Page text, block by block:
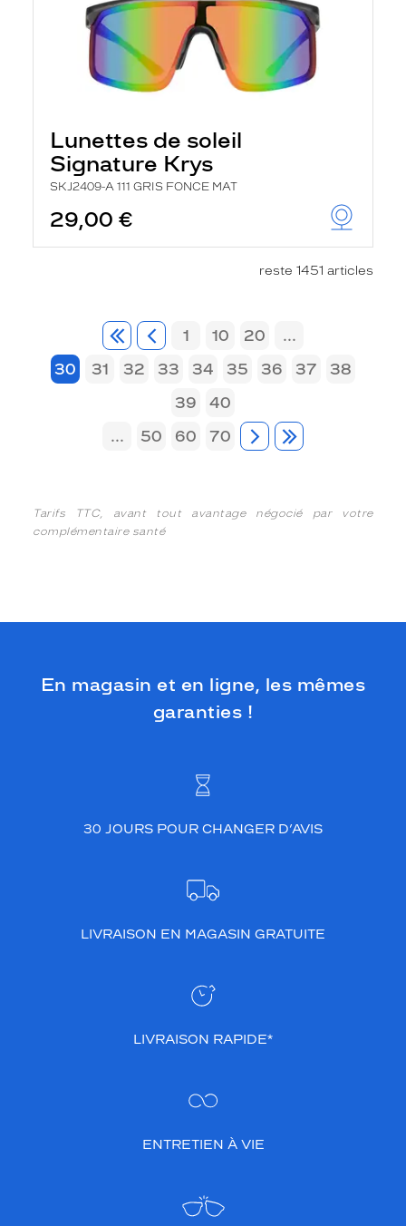
Lunettes de soleil
Signature Krys
SKJ2409-A 111 GRIS FONCE MAT
29,00 €
reste 1451 articles
1 10 20
...
30
31 32 33 34 35 36 37
38
39
40
...
50 60 70
Tarifs TTC, avant tout avantage négocié par votre
complémentaire santé
En magasin et en ligne, les mêmes
garanties !
30 JOURS POUR CHANGER D’AVIS
LIVRAISON EN MAGASIN GRATUITE
LIVRAISON RAPIDE*
ENTRETIEN À VIE